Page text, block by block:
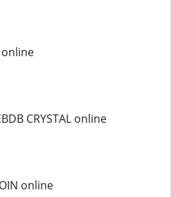
online
CRYSTAL online
online